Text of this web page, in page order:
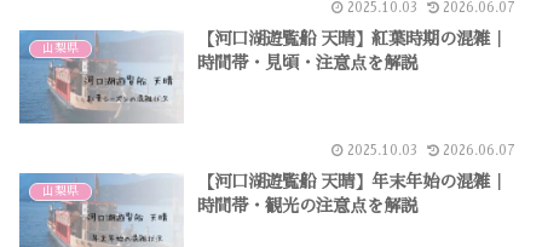
2025.10.03 2026.06.07
山梨県
【河口湖遊覧船 天晴】紅葉時期の混雑｜
時間帯・見頃・注意点を解説
2025.10.03 2026.06.07
山梨県
【河口湖遊覧船 天晴】年末年始の混雑｜
時間帯・観光の注意点を解説